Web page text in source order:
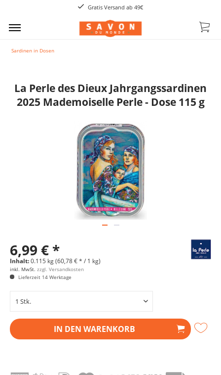
Gratis Versand ab 49€
Sardinen in Dosen
La Perle des Dieux Jahrgangssardinen
2025 Mademoiselle Perle - Dose 115 g
6,99 € *
Inhalt:0.115 kg (60,78 € * / 1 kg)
inkl. MwSt. zzgl. Versandkosten
Lieferzeit 14 Werktage
IN DEN WARENKORB